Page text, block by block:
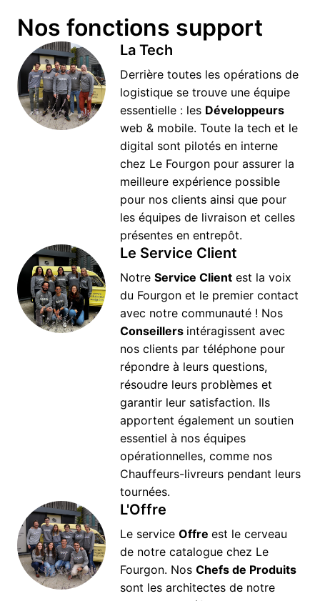
Nos fonctions support
La Tech
Derrière toutes les opérations de
logistique se trouve une équipe
essentielle : les
web & mobile. Toute la tech et le
digital sont pilotés en interne
chez Le Fourgon pour assurer la
meilleure expérience possible
pour nos clients ainsi que pour
les équipes de livraison et celles
présentes en entrepôt.
Le Service Client
Notre Service Client est la voix
du Fourgon et le premier contact
Conseillers intéragissent avec
nos clients par téléphone pour
répondre à leurs questions,
résoudre leurs problèmes et
garantir leur satisfaction. Ils
apportent également un soutien
essentiel à nos équipes
opérationnelles, comme nos
Chauffeurs-livreurs pendant leurs
tournées.
L'Offre
Le service Offre est le cerveau
de notre catalogue chez Le
Fourgon. Nos Chefs de Produits
sont les architectes de notre